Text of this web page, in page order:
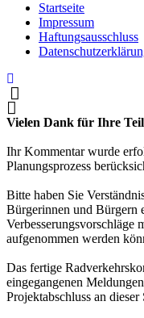
Startseite
Impressum
Haftungsausschluss
Vielen Dank für Ihre
Ihr Kommentar wurde
Planungsprozess
Bitte haben Sie
Bürgerinnen und Bürgern
Verbesserungsvorschläge
aufgenommen werden
Das fertige
eingegangenen
Projektabschluss an